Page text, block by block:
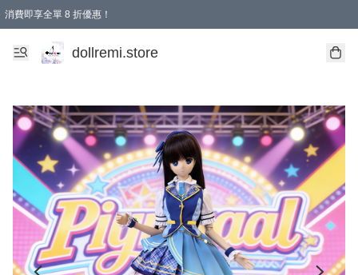
消費即享全單 8 折優惠！
購物滿 HKD 1500.00即享免運費優惠！（適用於 本地送貨、本地取貨、國際送貨 )
dollremi.store